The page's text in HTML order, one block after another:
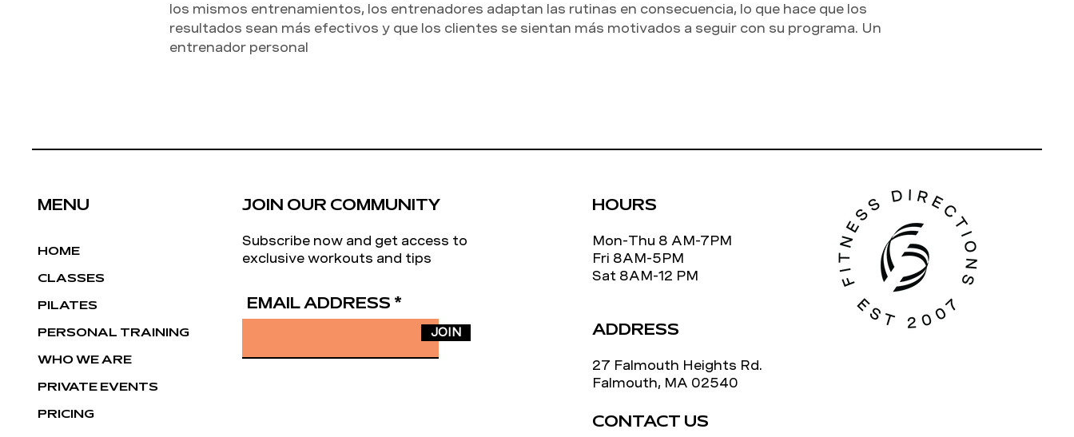
los mismos entrenamientos, los entrenadores adaptan las rutinas en consecuencia, lo que hace que los
resultados sean más efectivos y que los clientes se sientan más motivados a seguir con su programa. Un
entrenador personal
MENU
HOME
CLASSES
PILATES
PERSONAL TRAINING
WHO WE ARE
PRIVATE EVENTS
PRICING
JOIN OUR COMMUNITY
Subscribe now and get access to
exclusive workouts and tips
EMAIL ADDRESS
JOIN
HOURS
Mon-Thu 8 AM-7PM
Fri 8AM-5PM
Sat 8AM-12 PM
ADDRESS
27 Falmouth Heights Rd.
Falmouth, MA 02540
CONTACT US